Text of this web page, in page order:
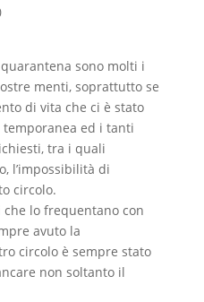
sono molti i
menti, soprattutto se
di vita che ci è stato
ed i tanti
tra i quali
l’impossibilità di
circolo.
lo frequentano con
avuto la
circolo è sempre stato
non soltanto il